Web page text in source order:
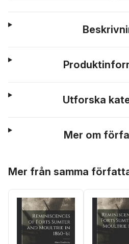
Utforska
Mer om
Mer från samma